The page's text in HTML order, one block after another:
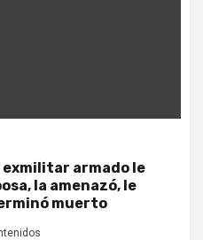
exmilitar armado le
la amenazó, le
muerto